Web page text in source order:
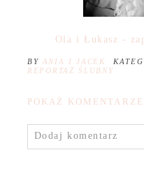
Ola i Łukasz -
BY ANIA I JACEK
REPORTAŻ ŚLUBNY
POKAŻ KOMENTARZE
Dodaj komentarz